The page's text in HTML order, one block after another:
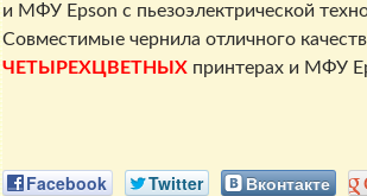
и МФУ Epson с пьезоэлектрической
Совместимые чернила отличного
ЧЕТЫРЕХЦВЕТНЫХпринтерах и МФУ
Facebook Twitter Вконтакте